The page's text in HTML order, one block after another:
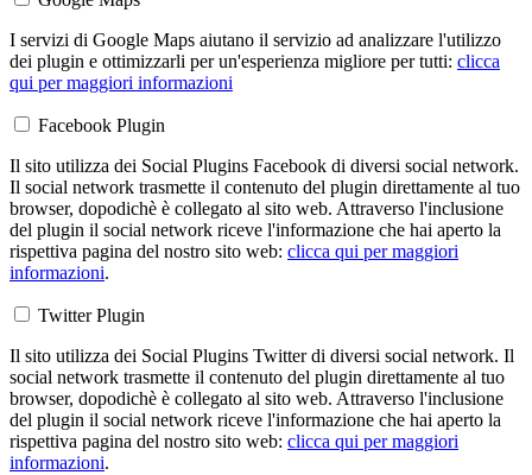
I servizi di Google Maps aiutano il servizio ad analizzare l'utilizzo
dei plugin e ottimizzarli per un'esperienza migliore per tutti: clicca
qui per maggiori informazioni
Facebook Plugin
Il sito utilizza dei Social Plugins Facebook di diversi social network.
Il social network trasmette il contenuto del plugin direttamente al tuo
browser, dopodichè è collegato al sito web. Attraverso l'inclusione
del plugin il social network riceve l'informazione che hai aperto la
rispettiva pagina del nostro sito web: clicca qui per maggiori
informazioni.
Twitter Plugin
Il sito utilizza dei Social Plugins Twitter di diversi social network. Il
social network trasmette il contenuto del plugin direttamente al tuo
browser, dopodichè è collegato al sito web. Attraverso l'inclusione
del plugin il social network riceve l'informazione che hai aperto la
rispettiva pagina del nostro sito web: clicca qui per maggiori
informazioni.